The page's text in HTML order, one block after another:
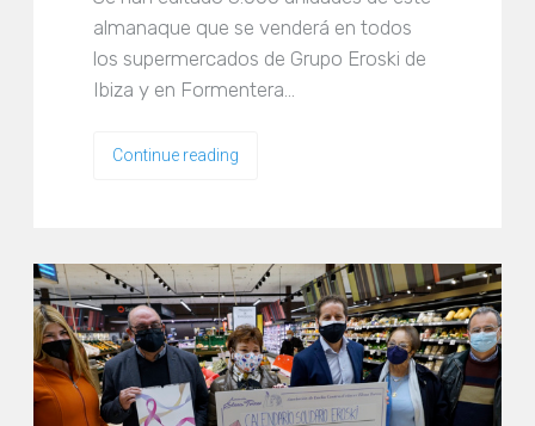
almanaque que se venderá en todos
los supermercados de Grupo Eroski de
Ibiza y en Formentera…
Continue reading